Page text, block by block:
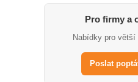
Pro firmy a
Nabídky pro
Poslat